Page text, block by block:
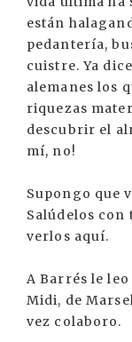
están
pedantería,
cuistre. Ya
alemanes los
riquezas
descubrir el
mí, no!
Supongo que
Salúdelos con
verlos aquí.
A Barrés le
Midi, de
vez colaboro.